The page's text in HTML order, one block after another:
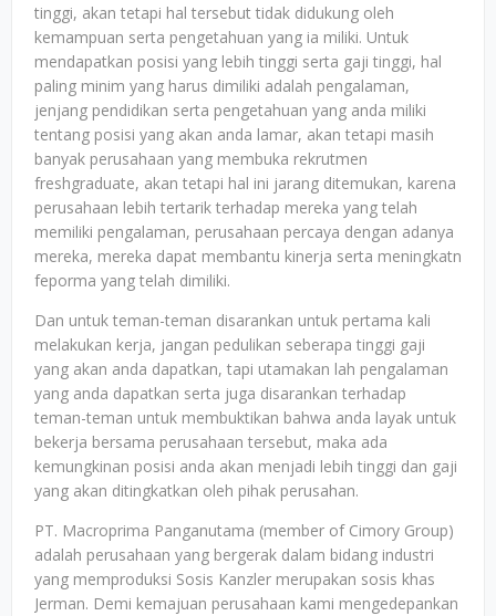
tinggi, akan tetapi hal tersebut tidak didukung oleh
kemampuan serta pengetahuan yang ia miliki. Untuk
mendapatkan posisi yang lebih tinggi serta gaji tinggi, hal
paling minim yang harus dimiliki adalah pengalaman,
jenjang pendidikan serta pengetahuan yang anda miliki
tentang posisi yang akan anda lamar, akan tetapi masih
banyak perusahaan yang membuka rekrutmen
freshgraduate, akan tetapi hal ini jarang ditemukan, karena
perusahaan lebih tertarik terhadap mereka yang telah
memiliki pengalaman, perusahaan percaya dengan adanya
mereka, mereka dapat membantu kinerja serta meningkatn
feporma yang telah dimiliki.
Dan untuk teman-teman disarankan untuk pertama kali
melakukan kerja, jangan pedulikan seberapa tinggi gaji
yang akan anda dapatkan, tapi utamakan lah pengalaman
yang anda dapatkan serta juga disarankan terhadap
teman-teman untuk membuktikan bahwa anda layak untuk
bekerja bersama perusahaan tersebut, maka ada
kemungkinan posisi anda akan menjadi lebih tinggi dan gaji
yang akan ditingkatkan oleh pihak perusahan.
PT. Macroprima Panganutama (member of Cimory Group)
adalah perusahaan yang bergerak dalam bidang industri
yang memproduksi Sosis Kanzler merupakan sosis khas
Jerman. Demi kemajuan perusahaan kami mengedepankan